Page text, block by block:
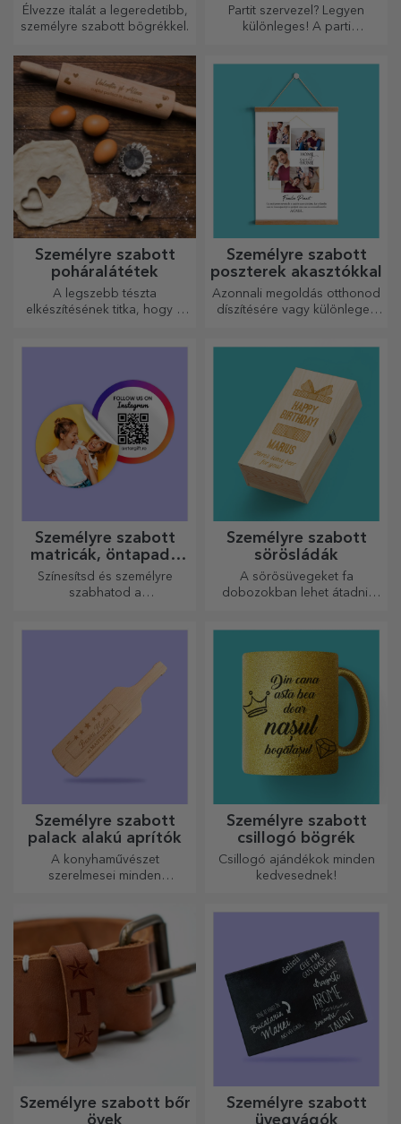
Élvezze italát a legeredetibb,
személyre szabott bögrékkel.
Partit szervezel? Legyen
különleges! A parti
hangulatot.
Személyre szabott
poháralátétek
A legszebb tészta
elkészítésének titka, hogy a
Személyre szabott
poszterek akasztókkal
Azonnali megoldás otthonod
díszítésére vagy különleges
Személyre szabott
matricák, öntapadó
címkék
Színesítsd és személyre
szabhatod a
Személyre szabott
sörösládák
A sörösüvegeket fa
dobozokban lehet átadni,
Személyre szabott
palack alakú aprítók
A konyhaművészet
szerelmesei minden
tökéletesek a kész ételek
tálalásához.
Személyre szabott
csillogó bögrék
Csillogó ajándékok minden
kedvesednek!
Személyre szabott bőr
Személyre szabott